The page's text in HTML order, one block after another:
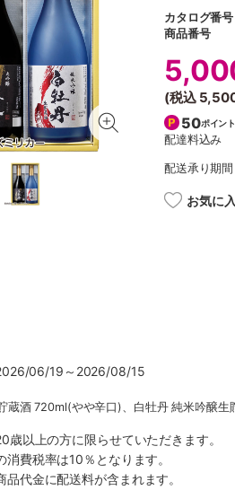
カタログ番号
商品番号
(税込
50ポイント
配達料込み
配送承り期
お気に
06/19～2026/08/15
蔵酒 720ml(やや辛口)、白牡丹 純米吟醸生
歳以上の方に限らせていただきます。
費税率は10％となります。
代金に配送料が含まれます。